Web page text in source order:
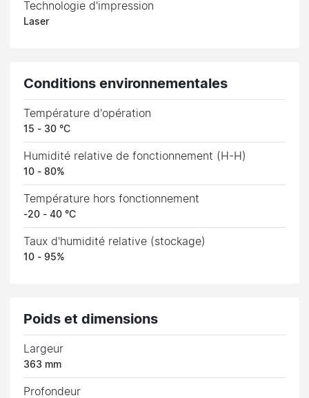
Technologie d'impression
Laser
Conditions environnementales
Température d'opération
15 - 30 °C
Humidité relative de fonctionnement (H-H)
10 - 80%
Température hors fonctionnement
-20 - 40 °C
Taux d'humidité relative (stockage)
10 - 95%
Poids et dimensions
Largeur
363 mm
Profondeur